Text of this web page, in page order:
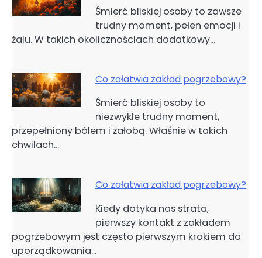
Śmierć bliskiej osoby to zawsze
trudny moment, pełen emocji i
żalu. W takich okolicznościach dodatkowy…
Co załatwia zakład pogrzebowy?
Śmierć bliskiej osoby to
niezwykle trudny moment,
przepełniony bólem i żałobą. Właśnie w takich
chwilach…
Co załatwia zakład pogrzebowy?
Kiedy dotyka nas strata,
pierwszy kontakt z zakładem
pogrzebowym jest często pierwszym krokiem do
uporządkowania…